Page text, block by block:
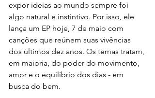
expor ideias ao mundo sempre foi
algo natural e instintivo. Por isso, ele
lança um EP hoje, 7 de maio com
canções que reúnem suas vivências
dos últimos dez anos. Os temas tratam,
em maioria, do poder do movimento,
amor e o equilíbrio dos dias - em
busca do bem.